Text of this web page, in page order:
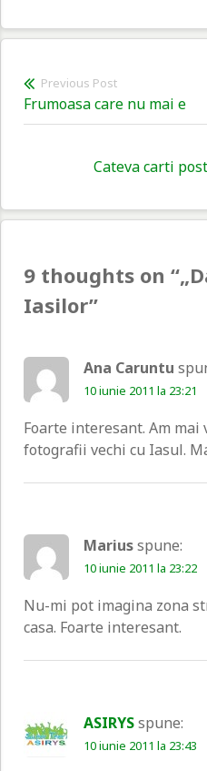
Navigare
în
Previous Post
Previous
post:
Frumoasa care nu mai e
Cateva carti
9 thoughts on “
Iasilor”
Ana Caruntu
10 iunie 2011 la 23:21
Foarte interesant. Am mai
fotografii vechi cu Iasul.
Mariusspune:
10 iunie 2011 la 23:22
Nu-mi pot imagina zona
casa. Foarte interesant.
ASIRYSspune:
10 iunie 2011 la 23:43